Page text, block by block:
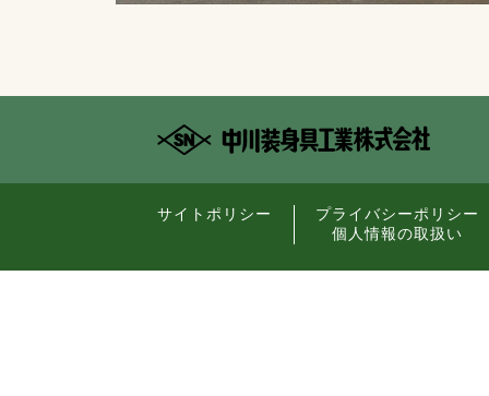
サイトポリシー
プライバシーポリシー
個人情報の取扱い